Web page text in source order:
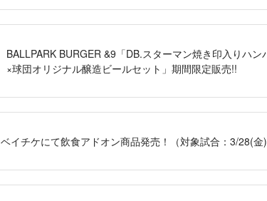
BALLPARK BURGER &9「DB.スターマン焼き印入りハ
×球団オリジナル醸造ビールセット」期間限定販売!!
ベイチケにて飲食アドオン商品発売！（対象試合：3/28(金)